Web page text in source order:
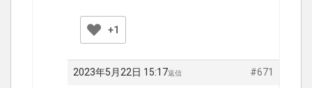
+1
2023年5月22日 15:17 #671
返信